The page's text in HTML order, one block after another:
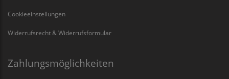
Cookieeinstellungen
Widerrufsrecht & Widerrufsformular
Zahlungsmöglichkeiten